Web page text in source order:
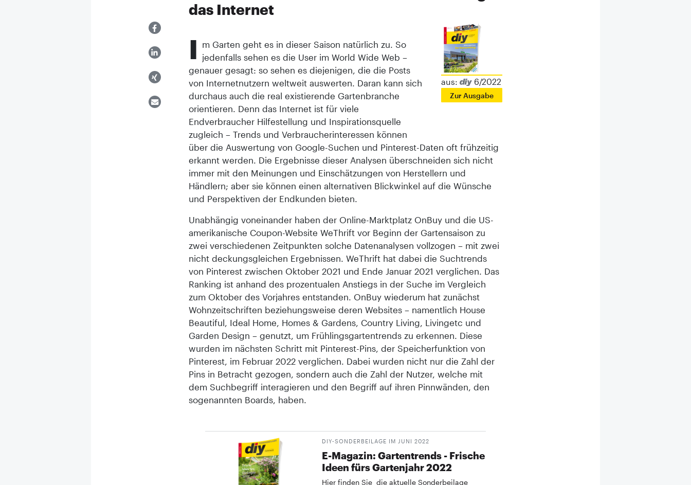
das Internet
aus: 6/2022
Zur Ausgabe
I m Garten geht es in dieser Saison natürlich zu. So
jedenfalls sehen es die User im World Wide Web –
genauer gesagt: so sehen es diejenigen, die die Posts
von Internetnutzern weltweit auswerten. Daran kann sich
durchaus auch die real existierende Gartenbranche
orientieren. Denn das Internet ist für viele
Endverbraucher Hilfestellung und Inspirationsquelle
zugleich – Trends und Verbraucherinteressen können
über die Auswertung von Google-Suchen und Pinterest-Daten oft frühzeitig
erkannt werden. Die Ergebnisse dieser Analysen überschneiden sich nicht
immer mit den Meinungen und Einschätzungen von Herstellern und
Händlern; aber sie können einen alternativen Blickwinkel auf die Wünsche
und Perspektiven der Endkunden bieten.
Unabhängig voneinander haben der Online-Marktplatz OnBuy und die US-
amerikanische Coupon-Website WeThrift vor Beginn der Gartensaison zu
zwei verschiedenen Zeitpunkten solche Datenanalysen vollzogen – mit zwei
nicht deckungsgleichen Ergebnissen. WeThrift hat dabei die Suchtrends
von Pinterest zwischen Oktober 2021 und Ende Januar 2021 verglichen. Das
Ranking ist anhand des prozentualen Anstiegs in der Suche im Vergleich
zum Oktober des Vorjahres entstanden. OnBuy wiederum hat zunächst
Wohnzeitschriften beziehungsweise deren Websites – namentlich House
Beautiful, Ideal Home, Homes & Gardens, Country Living, Livingetc und
Garden Design – genutzt, um Frühlingsgartentrends zu erkennen. Diese
wurden im nächsten Schritt mit Pinterest-Pins, der Speicherfunktion von
Pinterest, im Februar 2022 verglichen. Dabei wurden nicht nur die Zahl der
Pins in Betracht gezogen, sondern auch die Zahl der Nutzer, welche mit
dem Suchbegriff interagieren und den Begriff auf ihren Pinnwänden, den
sogenannten Boards, haben.
DIY-SONDERBEILAGE IM JUNI 2022
E-Magazin: Gartentrends - Frische
Ideen fürs Gartenjahr 2022
Hier finden Sie die aktuelle Sonderbeilage